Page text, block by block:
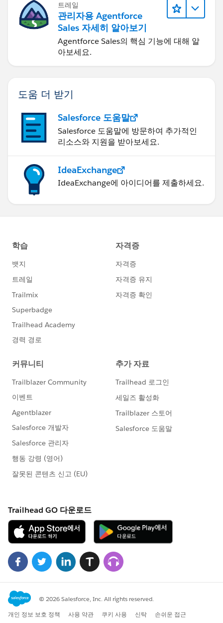
트레일
관리자용 Agentforce
Sales 자세히 알아보기
Agentforce Sales의 핵심 기능에 대해 알
아보세요.
도움 더 받기
Salesforce 도움말
Salesforce 도움말에 방문하여 추가적인
리소스와 지원을 받아보세요.
IdeaExchange
IdeaExchange에 아이디어를 제출하세요.